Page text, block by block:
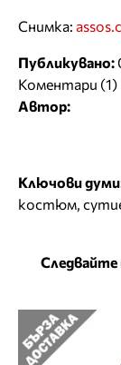
Снимка:
Публикувано:
Коментари (1)
Автор:
Ключови думи
костюм
Следвайте